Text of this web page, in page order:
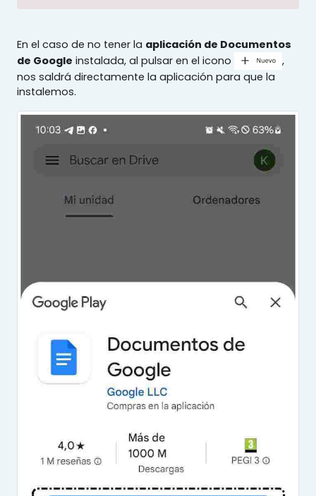
En el caso de no tener la aplicación de Documentos
de Google instalada, al pulsar en el icono
,
nos saldrá directamente la aplicación para que la
instalemos.